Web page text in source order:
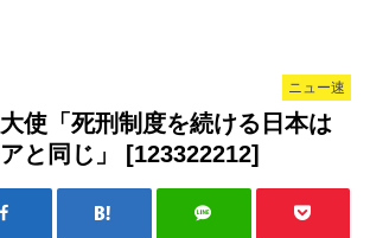
ニュー速
使「死刑制度を続ける日本は
と同じ」 [123322212]